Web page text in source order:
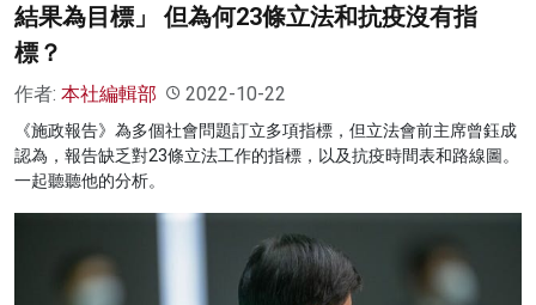
結果為目標」 但為何23條立法和抗疫沒有指
標？
作者: 本社編輯部 2022-10-22
《施政報告》為多個社會問題訂立多項指標，但立法會前主席曾鈺成
認為，報告缺乏對23條立法工作的指標，以及抗疫時間表和路線圖。
一起聽聽他的分析。